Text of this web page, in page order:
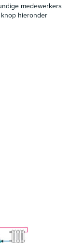
medewerkers
hieronder